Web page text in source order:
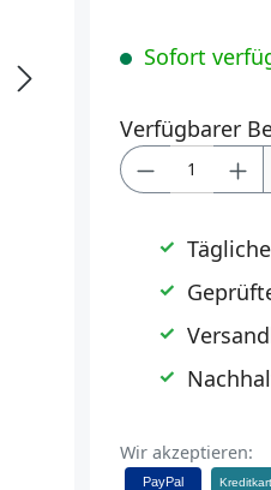
Sofort
Verfügbarer
Produkt
Wir akzeptieren:
PayPal